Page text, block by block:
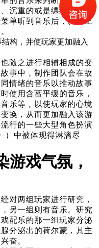
沉重的或是缥缈的--比
单听到音乐后，就马上
构，并使玩家更加融入
随之进行相辅相成的变
事中，制作团队会在故
情绪的音乐以推动故事
使用含蓄平缓的音乐，
乐等，以使玩家的心境
换，从而更加融入该游
行的一些大型角色扮演
）中被体现得淋漓尽
游戏气氛，
对两组玩家进行研究，
另一组则有音乐。研究
配乐的那一组玩家分泌
分泌出的荷尔蒙，其主
奋。